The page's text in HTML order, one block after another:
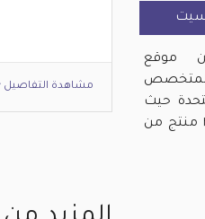
موقع
حيث
توفر باستمرار اكثر من ٣٠٠٠٠ منتج من
مشاهدة التفاصيل